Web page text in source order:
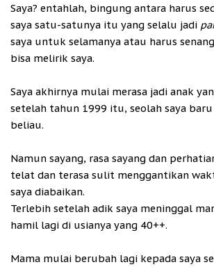
Saya? entahlah, bingung antara harus
saya satu-satunya itu yang selalu jadi
saya untuk selamanya atau harus
bisa melirik saya.
Saya akhirnya mulai merasa jadi anak
setelah tahun 1999 itu, seolah saya
beliau.
Namun sayang, rasa sayang dan
telat dan terasa sulit menggantikan
saya diabaikan.
Terlebih setelah adik saya meninggal
hamil lagi di usianya yang 40++.
Mama mulai berubah lagi kepada saya